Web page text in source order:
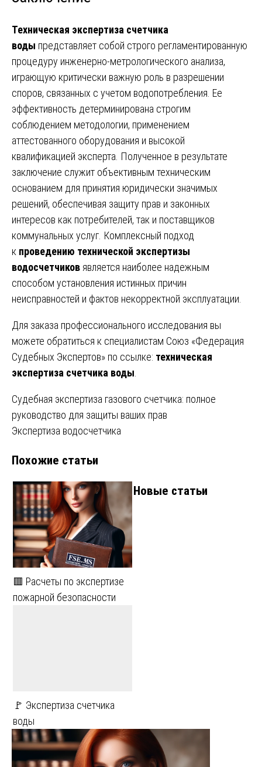
Техническая экспертиза счетчика
воды представляет собой строго регламентированную
процедуру инженерно-метрологического анализа,
играющую критически важную роль в разрешении
споров, связанных с учетом водопотребления. Ее
эффективность детерминирована строгим
соблюдением методологии, применением
аттестованного оборудования и высокой
квалификацией эксперта. Полученное в результате
заключение служит объективным техническим
основанием для принятия юридически значимых
решений, обеспечивая защиту прав и законных
интересов как потребителей, так и поставщиков
коммунальных услуг. Комплексный подход
к проведению технической экспертизы
водосчетчиков является наиболее надежным
способом установления истинных причин
неисправностей и фактов некорректной эксплуатации.
Для заказа профессионального исследования вы
можете обратиться к специалистам Союз «Федерация
Судебных Экспертов» по ссылке: техническая
экспертиза счетчика воды.
Навигация
по
Судебная экспертиза газового счетчика: полное
руководство для защиты ваших прав
Экспертиза водосчетчика
Похожие статьи
🟥 Расчеты по экспертизе
пожарной безопасности
🚩 Экспертиза счетчика
воды
Новые статьи